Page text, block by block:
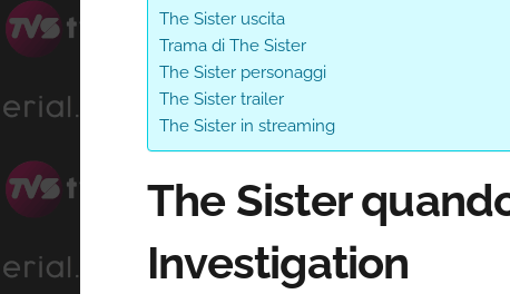
The Sister uscita
Trama di The Sister
The Sister personaggi
The Sister trailer
The Sister in streaming
The Sister
Investigation